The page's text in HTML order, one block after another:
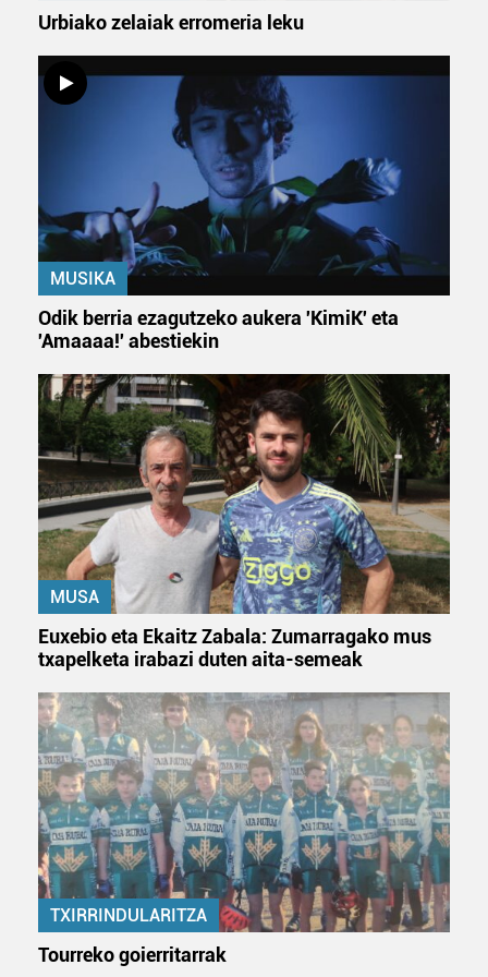
baliatzen gara. Ohar hau onartuz gero, teknologia hori
erabiltzeko baimen esplizitua ematen diguzu.
irakurri
Urbiako zelaiak erromeria leku
MUSIKA
Odik berria ezagutzeko aukera 'KimiK' eta
'Amaaaa!' abestiekin
MUSA
Euxebio eta Ekaitz Zabala: Zumarragako mus
txapelketa irabazi duten aita-semeak
TXIRRINDULARITZA
Tourreko goierritarrak